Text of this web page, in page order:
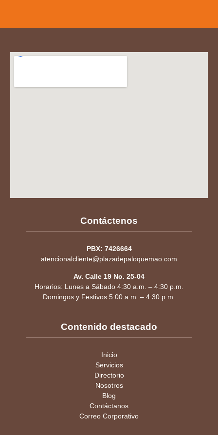
Contáctenos
PBX: 7426664
atencionalcliente@plazadepaloquemao.com
Av. Calle 19 No. 25-04
Horarios: Lunes a Sábado 4:30 a.m. – 4:30 p.m.
Domingos y Festivos 5:00 a.m. – 4:30 p.m.
Contenido destacado
Inicio
Servicios
Directorio
Nosotros
Blog
Contáctanos
Correo Corporativo